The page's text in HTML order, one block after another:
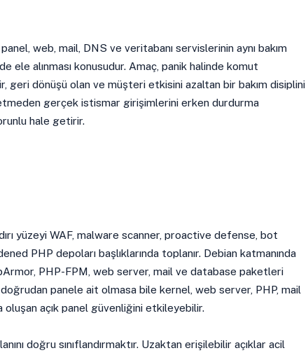
web, mail, DNS ve veritabanı servislerinin aynı bakım
ele alınması konusudur. Amaç, panik halinde komut
geri dönüşü olan ve müşteri etkisini azaltan bir bakım disiplini
gerçek istismar girişimlerini erken durdurma
hale getirir.
yüzeyi WAF, malware scanner, proactive defense, bot
PHP depoları başlıklarında toplanır. Debian katmanında
PHP-FPM, web server, mail ve database paketleri
panele ait olmasa bile kernel, web server, PHP, mail
oluşan açık panel güvenliğini etkileyebilir.
doğru sınıflandırmaktır. Uzaktan erişilebilir açıklar acil